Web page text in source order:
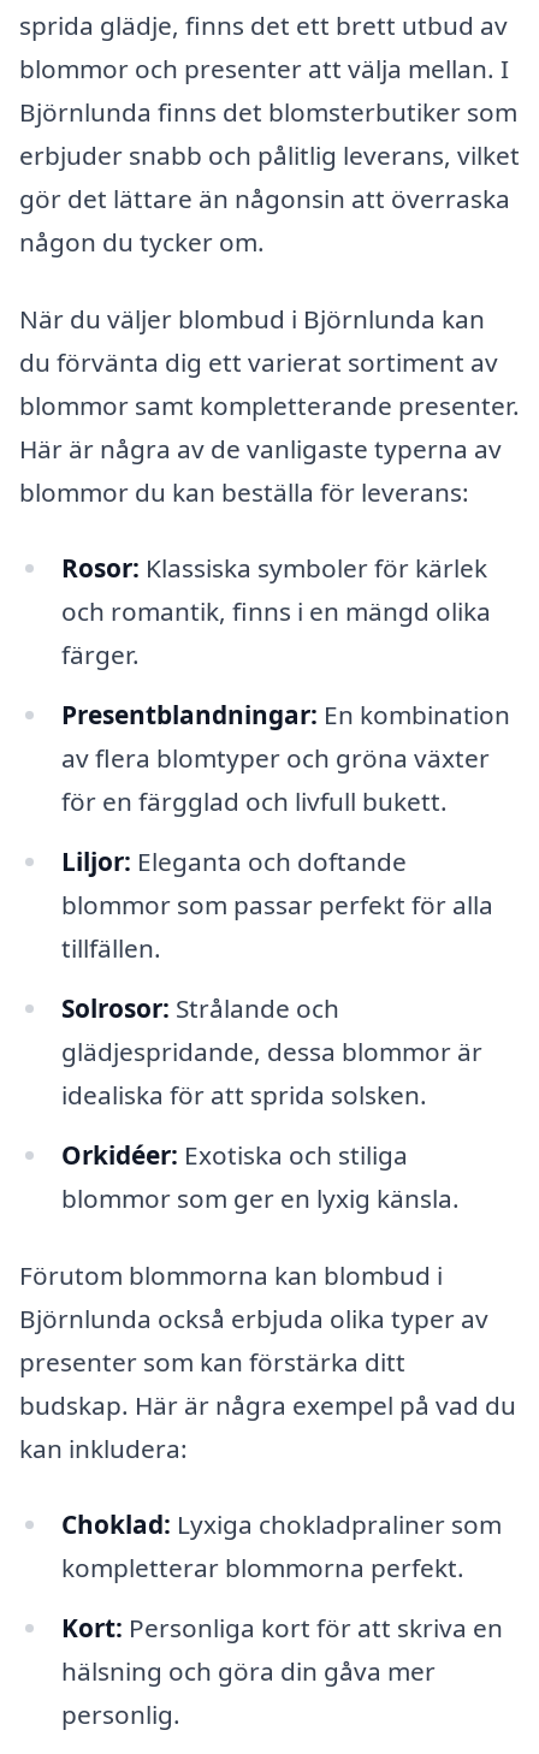
sprida glädje, finns det ett brett utbud av
blommor och presenter att välja mellan. I
Björnlunda finns det blomsterbutiker som
erbjuder snabb och pålitlig leverans, vilket
gör det lättare än någonsin att överraska
någon du tycker om.
När du väljer blombud i Björnlunda kan
du förvänta dig ett varierat sortiment av
blommor samt kompletterande presenter.
Här är några av de vanligaste typerna av
blommor du kan beställa för leverans:
Rosor: Klassiska symboler för kärlek
och romantik, finns i en mängd olika
färger.
Presentblandningar: En kombination
av flera blomtyper och gröna växter
för en färgglad och livfull bukett.
Liljor: Eleganta och doftande
blommor som passar perfekt för alla
tillfällen.
Solrosor: Strålande och
glädjespridande, dessa blommor är
idealiska för att sprida solsken.
Orkidéer: Exotiska och stiliga
blommor som ger en lyxig känsla.
Förutom blommorna kan blombud i
Björnlunda också erbjuda olika typer av
presenter som kan förstärka ditt
budskap. Här är några exempel på vad du
kan inkludera:
Choklad: Lyxiga chokladpraliner som
kompletterar blommorna perfekt.
Kort: Personliga kort för att skriva en
hälsning och göra din gåva mer
personlig.